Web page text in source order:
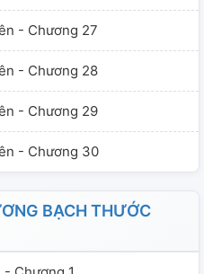
- Chương 27
- Chương 28
- Chương 29
- Chương 30
BẠCH THƯỚC